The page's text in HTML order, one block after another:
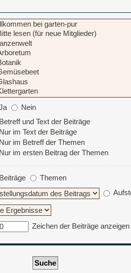
Nein
Betreff und Text der Beiträge
Nur im Text der Beiträge
Nur im Betreff der Themen
Nur im ersten Beitrag der Themen
Beiträge
Themen
Zeichen der Beiträge anzeigen